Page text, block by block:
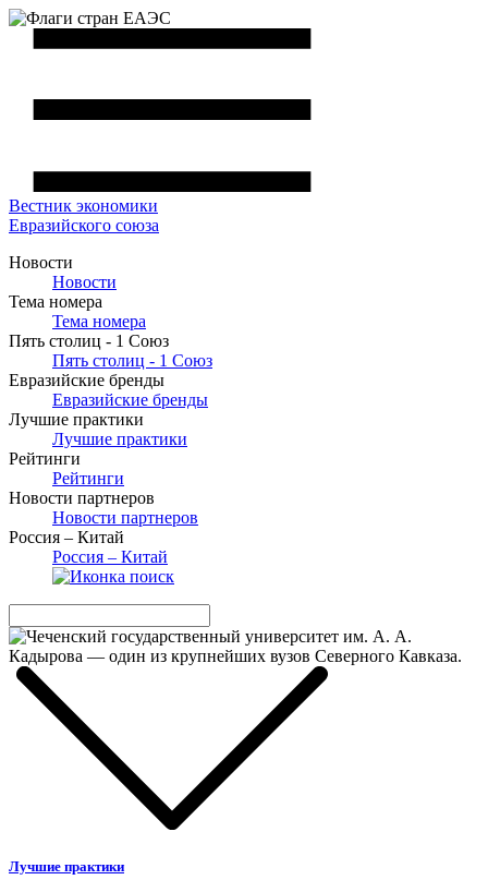
Вестник экономики
Евразийского союза
Новости
Новости
Тема номера
Тема номера
Пять столиц - 1 Союз
Пять столиц - 1 Союз
Евразийские бренды
Евразийские бренды
Лучшие практики
Лучшие практики
Рейтинги
Рейтинги
Новости партнеров
Новости партнеров
Россия – Китай
Россия – Китай
Лучшие практики